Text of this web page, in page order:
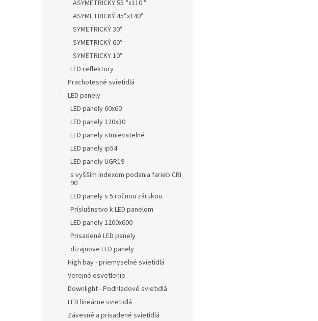
ASYMETRICKÝ 55 °x110 °
ASYMETRICKÝ 45°x140°
SYMETRICKÝ 30°
SYMETRICKÝ 60°
SYMETRICKY 10°
LED reflektory
Prachotesné svietidlá
LED panely
LED panely 60x60
LED panely 120x30
LED panely stmievatelné
LED panely ip54
LED panely UGR19
s vyšším Indexom podania farieb CRI
90
LED panely s 5 ročnou zárukou
Príslušnstvo k LED panelom
LED panely 1200x600
Prisadené LED panely
dizajnove LED panely
High bay - priemyselné svietidlá
Verejné osvetlenie
Downlight - Podhladové svietidlá
LED lineárne svietidlá
Závesné a prisadené svietidlá